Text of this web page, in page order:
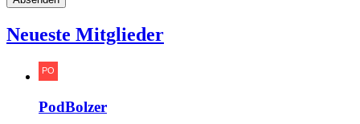
Neueste Mitglieder
PodBolzer